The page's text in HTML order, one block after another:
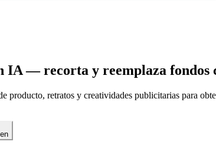
IA — recorta y reemplaza fondos
producto, retratos y creatividades publicitarias para